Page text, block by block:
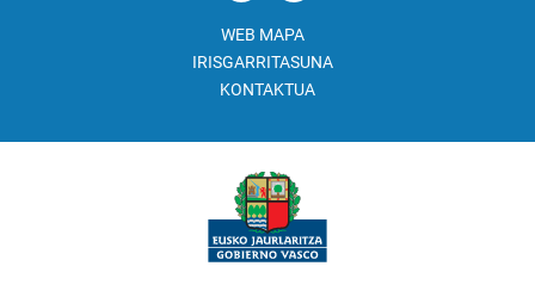
WEB MAPA
IRISGARRITASUNA
KONTAKTUA